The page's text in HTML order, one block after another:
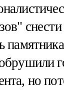
но